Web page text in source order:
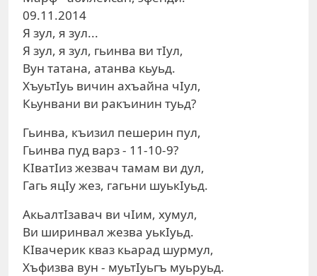
09.11.2014
Я зул, я зул...
Я зул, я зул, гьинва ви тIул,
Вун татана, атанва кьуьд.
ХъуьтIуь вичин ахъайна чIул,
Кьунвани ви ракъинин туьд?
Гьинва, къизил пешерин пул,
Гьинва пуд варз - 11-10-9?
КIватIиз жезвач тамам ви дул,
Гагь яцIу жез, гагьни шуькIуьд.
АкьалтIзавач ви чIим, хумул,
Ви ширинвал жезва уькIуьд.
КIвачерик кваз кьарад шурмул,
Хъфизва вун - муьтIуьгъ муьруьд.